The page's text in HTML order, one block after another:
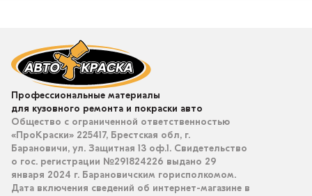
Профессиональные материалы
для кузовного ремонта и покраски авто
Общество с ограниченной ответственностью
«ПроКраски» 225417, Брестская обл, г.
Барановичи, ул. Защитная 13 оф.1. Свидетельство
о гос. регистрации №291824226 выдано 29
января 2024 г. Барановичским горисполкомом.
Дата включения сведений об интернет-магазине в